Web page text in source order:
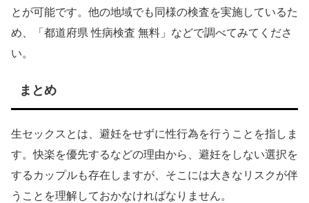
とが可能です。他の地域でも同様の検査を実施しているた
め、「都道府県 性病検査 無料」などで調べてみてくださ
い。
まとめ
生セックスとは、避妊をせずに性行為を行うことを指しま
す。快楽を優先するなどの理由から、避妊をしない選択を
するカップルも存在しますが、そこには大きなリスクが伴
うことを理解しておかなければなりません。